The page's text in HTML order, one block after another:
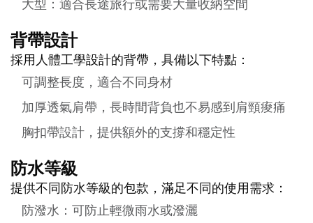
大型：適合長途旅行或需要大量收納空間
背帶設計
採用人體工學設計的背帶，具備以下特點：
可調整長度，適合不同身材
加厚透氣肩帶，長時間背負也不易感到肩頸痠痛
胸扣帶設計，提供額外的支撐和穩定性
防水等級
提供不同防水等級的包款，滿足不同的使用需求：
防潑水：可防止輕微雨水或潑灑